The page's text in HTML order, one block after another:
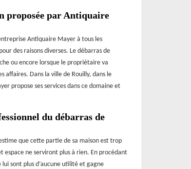
proposée par Antiquaire
Antiquaire Mayer à tous les
des raisons diverses. Le débarras de
ou encore lorsque le propriétaire va
affaires. Dans la ville de Rouilly, dans le
propose ses services dans ce domaine et
du débarras de
que cette partie de sa maison est trop
espace ne serviront plus à rien. En procédant
sont plus d’aucune utilité et gagne